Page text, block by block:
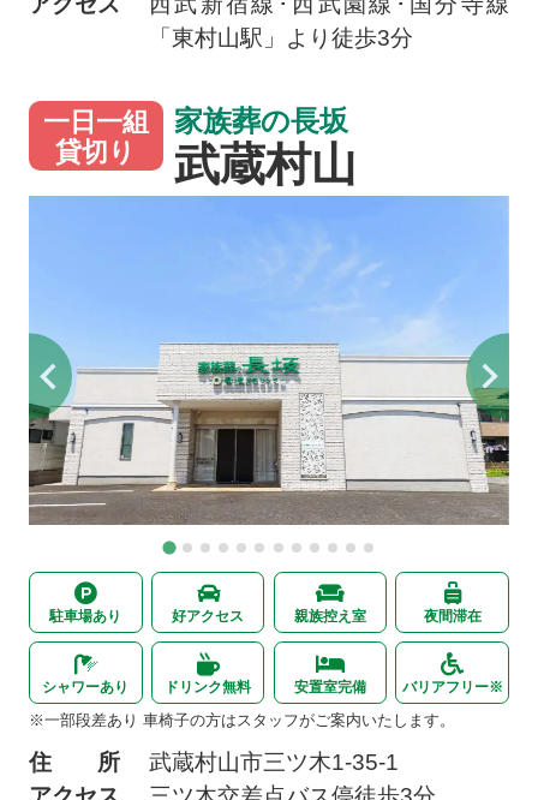
「東村山駅」より徒歩3分
一日一組
貸切り
家族葬の長坂
武蔵村山
駐車場あり 好アクセス 親族控え室 夜間滞在
シャワーあり ドリンク無料 安置室完備 バリアフリー※
※一部段差あり 車椅子の方はスタッフがご案内いたします。
住 所 武蔵村山市三ツ木1-35-1